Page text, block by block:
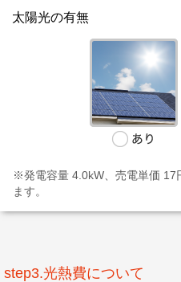
太陽光の有無
※発電容量 4.0kW、売電単価 17
ます。
step3.光熱費について